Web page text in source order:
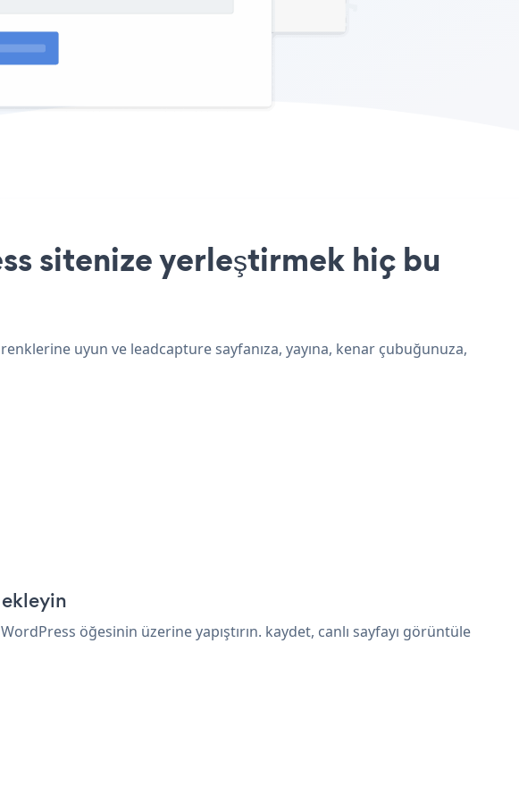
sitenize yerleştirmek hiç bu
uyun ve leadcapture sayfanıza, yayına, kenar çubuğunuza,
öğesinin üzerine yapıştırın. kaydet, canlı sayfayı görüntüle